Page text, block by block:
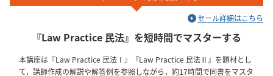
セール詳細はこちら
『Law Practice 民法』を短時間でマスターする
本講座は『Law Practice 民法Ⅰ』『Law Practice 民法Ⅱ』を題材とし
て，講師作成の解説や解答例を参照しながら，約17時間で同書をマスタ